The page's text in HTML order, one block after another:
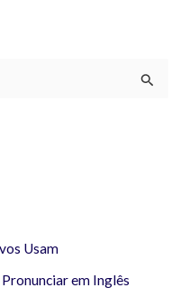
Usam
em Inglês